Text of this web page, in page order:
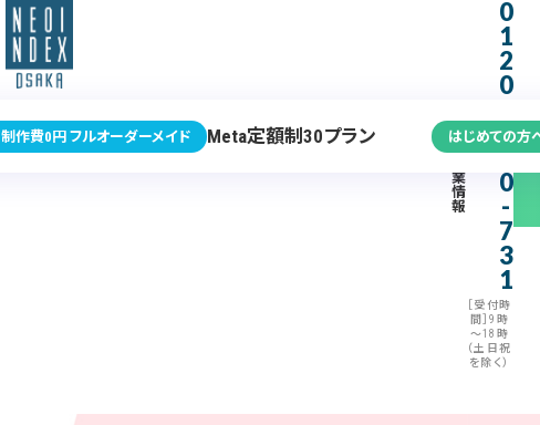
業
情
報
0
1
2
0
3
7
0
-
7
3
1
［受付時
間］9時
～18時
（土日祝
を除く）
制作費0円 フルオーダーメイド Meta定額制30プラン はじめての方